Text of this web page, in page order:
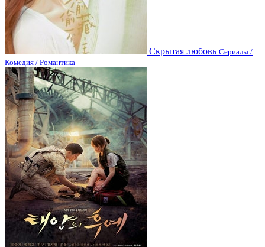
Скрытая любовь Сериалы /
Комедия / Романтика